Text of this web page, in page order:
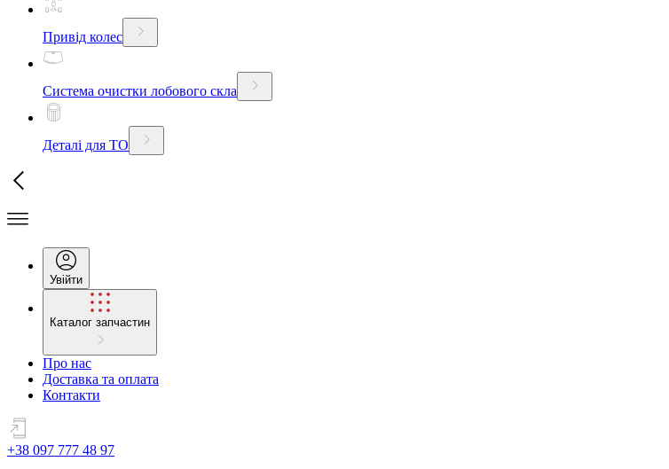
Привід колес
Система очистки лобового скла
Деталі для ТО
Увійти
Каталог запчастин
Про нас
Доставка та оплата
Контакти
+38 097 777 48 97